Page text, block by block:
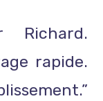
Richard.
rapide.